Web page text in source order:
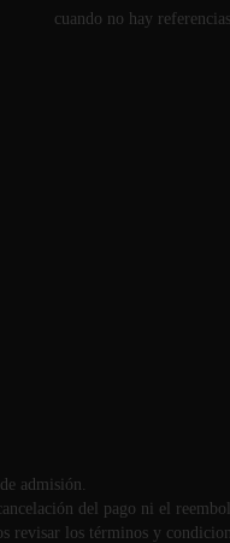
cuando no hay
admisión.
del pago ni el
revisar los términos y